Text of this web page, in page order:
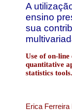
A
ensino
sua
Use of on-
quantitative
statistics tools.
Erica Ferreira